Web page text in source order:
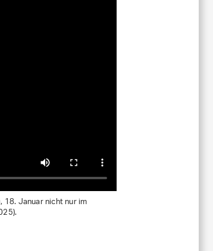
Januar nicht nur im